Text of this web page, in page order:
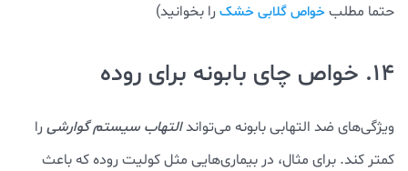
حتما مطلب خواص گلابی خشک را بخوانید)
14. خواص چای بابونه برای روده
ویژگی‌های ضد التهابی بابونه می‌تواندالتهاب سیستم گوارشی را
کمتر کند. برای مثال، در بیماری‌هایی مثل کولیت روده که باعث